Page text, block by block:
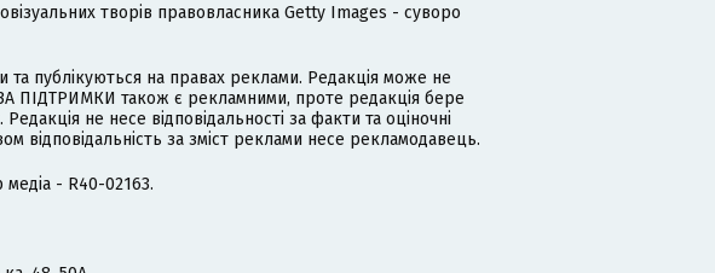
творів правовласника Getty Images - суворо
публікуються на правах реклами. Редакція може не
ПІДТРИМКИ також є рекламними, проте редакція бере
не несе відповідальності за факти та оціночні
відповідальність за зміст реклами несе рекламодавець.
медіа - R40-02163.